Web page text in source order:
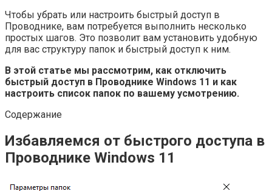
Чтобы убрать или настроить быстрый доступ в
Проводнике, вам потребуется выполнить несколько
простых шагов. Это позволит вам установить удобную
для вас структуру папок и быстрый доступ к ним.
В этой статье мы рассмотрим, как отключить
быстрый доступ в Проводнике Windows 11 и как
настроить список папок по вашему усмотрению.
Содержание
Избавляемся от быстрого доступа в
Проводнике Windows 11